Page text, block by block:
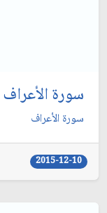
سورة الأعراف
سورة الأعراف
2015-12-10